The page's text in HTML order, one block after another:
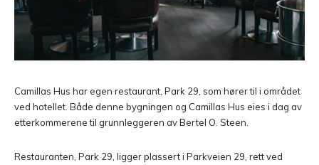
Camillas Hus har egen restaurant, Park 29, som hører til i området
ved hotellet. Både denne bygningen og Camillas Hus eies i dag av
etterkommerene til grunnleggeren av Bertel O. Steen.
Restauranten, Park 29, ligger plassert i Parkveien 29, rett ved